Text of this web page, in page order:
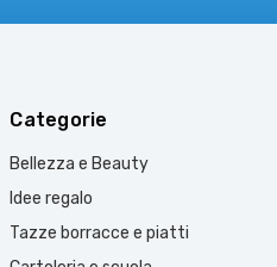
Categorie
Bellezza e Beauty
Idee regalo
Tazze borracce e piatti